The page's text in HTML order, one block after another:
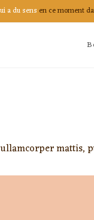
a du sens en ce moment
mattis,